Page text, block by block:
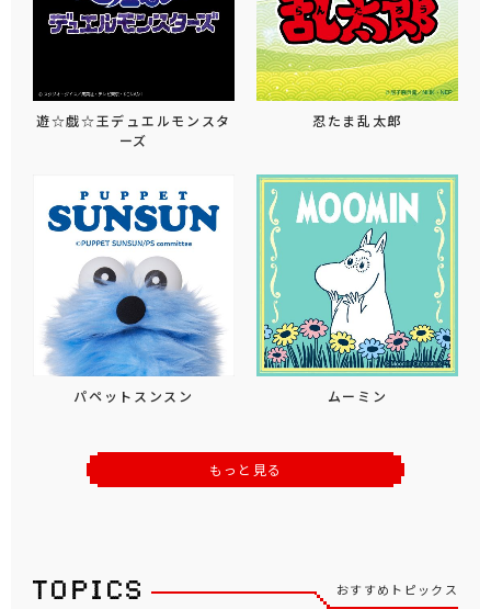
遊☆戯☆王デュエルモンスタ
ーズ
忍たま乱太郎
パペットスンスン ムーミン
もっと見る
おすすめトピックス